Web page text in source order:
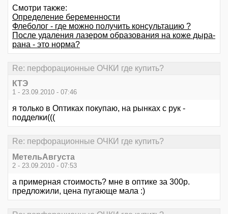
Смотри также:
Определение беременности
Флеболог - где можно получить консультацию ?
После удаления лазером образования на коже дыра-
рана - это норма?
Re: перфорационные ОЧКИ где купить?
КТЭ
1 - 23.09.2010 - 07:46
я только в Оптиках покупаю, на рынках с рук -
подделки(((
Re: перфорационные ОЧКИ где купить?
МетельАвгуста
2 - 23.09.2010 - 07:53
а примерная стоимость? мне в оптике за 300р.
предложили, цена пугающе мала :)